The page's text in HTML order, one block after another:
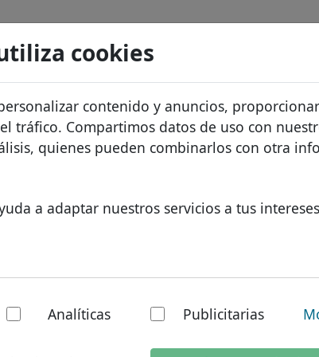
cookies
contenido y anuncios,
tráfico. Compartimos datos de uso con
quienes pueden combinarlos con otra
a adaptar nuestros servicios a tus
Analíticas Publicitarias
dominios
Dominios africanos
Dominios asiáticos
Dominios europeos
Dominios norteamericanos
Protección de ID
Alojamiento DNS
WHOIS
Sobre
¿Por qué
Contacto
.ltda Buscar
TLDs